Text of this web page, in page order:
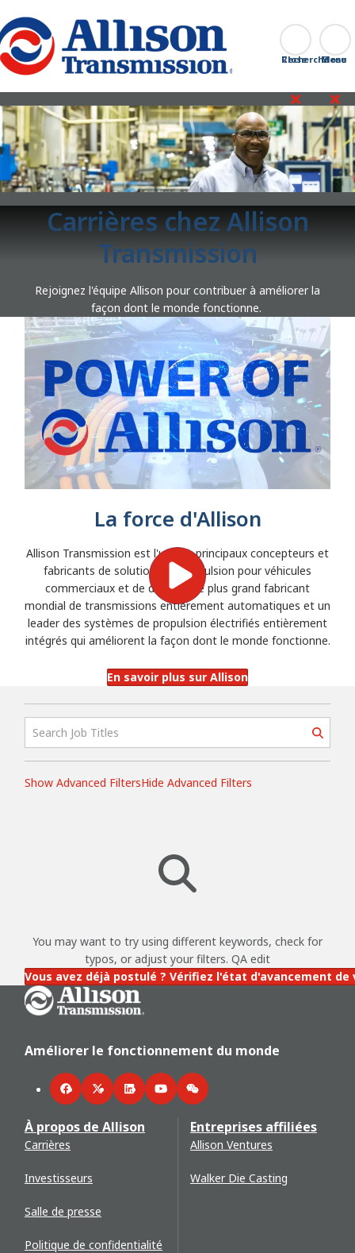
Go Home Recherche
Close
Carrières chez Allison
Transmission
Rejoignez l'équipe Allison pour contribuer à améliorer la
façon dont le monde fonctionne.
La force d'Allison
Allison Transmission est l'un des principaux concepteurs et
fabricants de solutions de propulsion pour véhicules
commerciaux et de défense, le plus grand fabricant
mondial de transmissions entièrement automatiques et un
leader des systèmes de propulsion électrifiés entièrement
intégrés qui améliorent la façon dont le monde fonctionne.
En savoir plus sur Allison
Show Advanced FiltersHide Advanced Filters
You may want to try using different keywords, check for
typos, or adjust your filters. QA edit
Vous avez déjà postulé ? Vérifiez l'état d'avancement
Go Home
Améliorer le fonctionnement du monde
FacebookTwitterLinkedInYouTubeWeChat
À propos de Allison
Carrières
Investisseurs
Salle de presse
Politique de confidentialité
Entreprises affiliées
Allison Ventures
Walker Die Casting